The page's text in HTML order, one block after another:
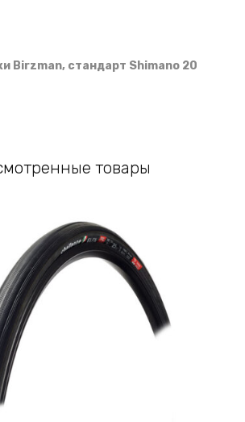
Birzman, стандарт Shimano 20
товары